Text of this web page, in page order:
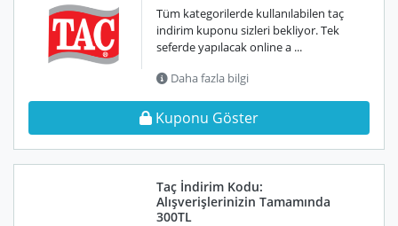
Tüm kategorilerde kullanılabilen taç
indirim kuponu sizleri bekliyor. Tek
seferde yapılacak online a ...
Daha fazla bilgi
Kuponu Göster
Taç İndirim Kodu:
Alışverişlerinizin Tamamında
300TL